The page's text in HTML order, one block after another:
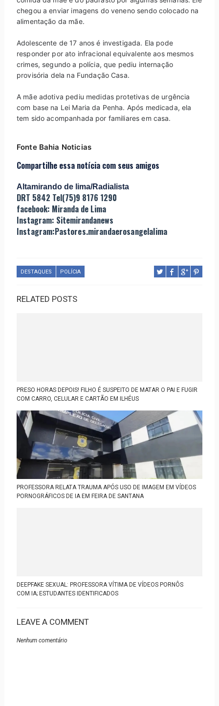
chegou a enviar imagens do veneno sendo colocado na
alimentação da mãe.
Adolescente de 17 anos é investigada. Ela pode
responder por ato infracional equivalente aos mesmos
crimes, segundo a polícia, que pediu internação
provisória dela na Fundação Casa.
A mãe adotiva pediu medidas protetivas de urgência
com base na Lei Maria da Penha. Após medicada, ela
tem sido acompanhada por familiares em casa.
Fonte Bahia Noticias
Compartilhe essa notícia com seus amigos
Altamirando de lima/Radialista
DRT 5842 Tel(75)9 8176 1290
facebook: Miranda de Lima
Instagram: Sitemirandanews
Instagram:Pastores.mirandaerosangelalima
DESTAQUES POLÍCIA
RELATED POSTS
PRESO HORAS DEPOIS! FILHO É SUSPEITO DE MATAR O PAI E FUGIR
COM CARRO, CELULAR E CARTÃO EM ILHÉUS
PROFESSORA RELATA TRAUMA APÓS USO DE IMAGEM EM VÍDEOS
PORNOGRÁFICOS DE IA EM FEIRA DE SANTANA
DEEPFAKE SEXUAL: PROFESSORA VÍTIMA DE VÍDEOS PORNÔS
COM IA; ESTUDANTES IDENTIFICADOS
LEAVE A COMMENT
Nenhum comentário